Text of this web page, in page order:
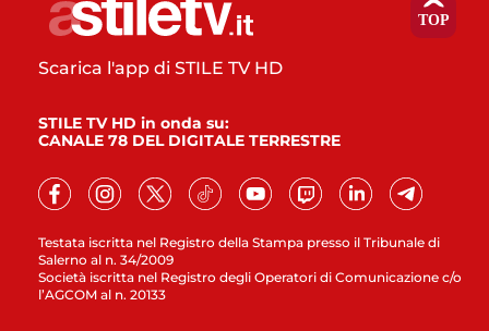
Testata iscritta nel Registro della Stampa presso il Tribunale di
Salerno al n. 34/2009
Società iscritta nel Registro degli Operatori di Comunicazione c/o
l’AGCOM al n. 20133
Scarica l'app di STILE TV HD
STILE TV HD in onda su:
CANALE 78 DEL DIGITALE TERRESTRE